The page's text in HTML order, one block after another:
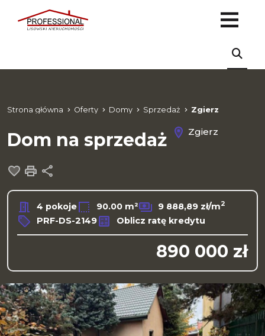
Strona główna Oferty Domy Sprzedaż Zgierz
Dom na sprzedaż Zgierz
Dodaj do ulubionych
Drukuj
4 pokoje 90.00 m² 9 888,89 zł/m2
PRF-DS-2149 Oblicz ratę kredytu
890 000 zł